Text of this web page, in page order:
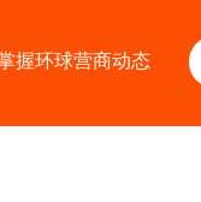
握环球营商动态